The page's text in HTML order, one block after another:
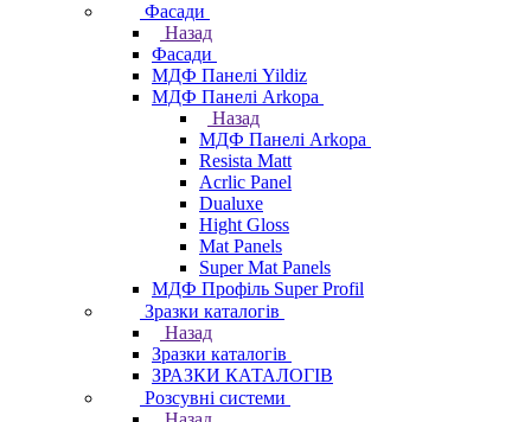
Фасади
Назад
Фасади
МДФ Панелі Yildiz
МДФ Панелі Arkopa
Назад
МДФ Панелі Arkopa
Resista Matt
Acrlic Panel
Dualuxe
Hight Gloss
Mat Panels
Super Mat Panels
МДФ Профіль Super Profil
Зразки каталогів
Назад
Зразки каталогів
ЗРАЗКИ КАТАЛОГІВ
Розсувні системи